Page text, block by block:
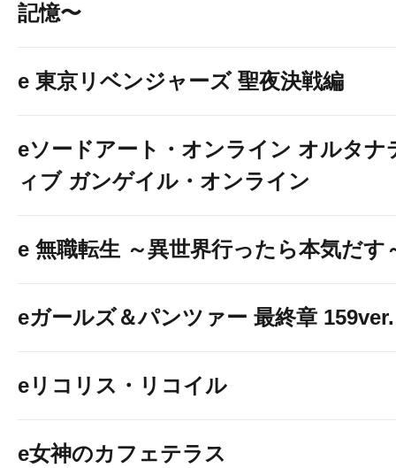
記憶〜
e 東京リベンジャーズ 聖夜決戦編
eソードアート・オンライン オルタナ
ィブ ガンゲイル・オンライン
e 無職転生 ～異世界行ったら本気だす
eガールズ＆パンツァー 最終章 159ver.
eリコリス・リコイル
e女神のカフェテラス